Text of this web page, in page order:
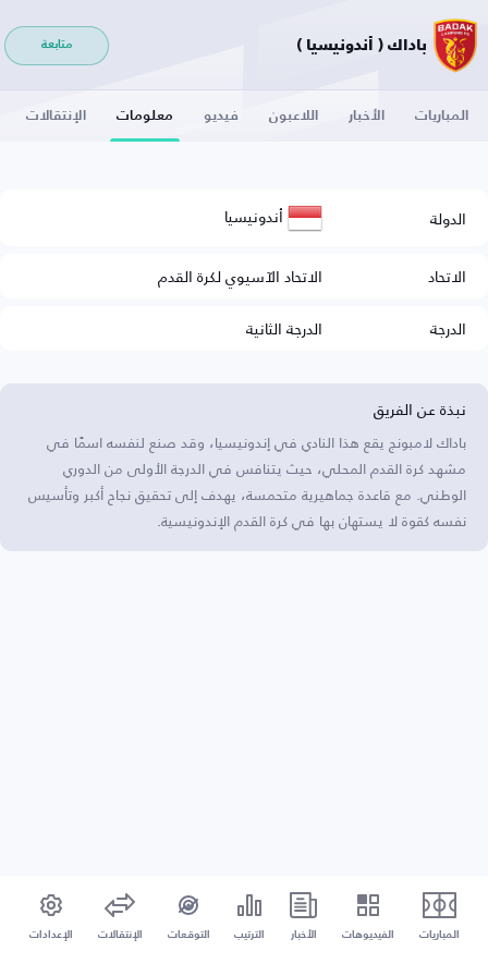
باداك ( أندونيسيا ) متابعة
المباريات الأخبار اللاعبون فيديو معلومات الإنتقالات
الدولة أندونيسيا
الاتحاد
الاتحاد الآسيوي لكرة القدم
الدرجة
الدرجة الثانية
نبذة عن الفريق
باداك لامبونج يقع هذا النادي في إندونيسيا، وقد صنع لنفسه اسمًا في
مشهد كرة القدم المحلي، حيث يتنافس في الدرجة الأولى من الدوري
الوطني. مع قاعدة جماهيرية متحمسة، يهدف إلى تحقيق نجاح أكبر وتأسيس
نفسه كقوة لا يستهان بها في كرة القدم الإندونيسية.
المباريات الفيديوهات الأخبار الترتيب التوقعات الإنتقالات الإعدادات